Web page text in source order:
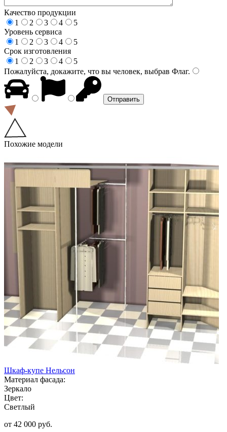
Качество продукции
1
2 3 4
5
Уровень сервиса
1
2 3 4
5
Срок изготовления
1
2 3 4
5
Пожалуйста, докажите, что вы человек, выбрав Флаг.
Похожие модели
Шкаф-купе Нельсон
Материал фасада:
Зеркало
Цвет:
Светлый
от 42 000 руб.